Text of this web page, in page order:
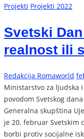
Projekti Projekti 2022
Svetski
realnost ili
Redakcija Romaworld
Ministarstvo za ljudska
povodom Svetskog
Generalna skupština
je 20. februar Svetskim
borbi protiv socijalne